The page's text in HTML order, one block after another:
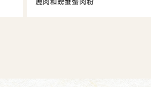
鹿肉和螃蟹蟹肉粉